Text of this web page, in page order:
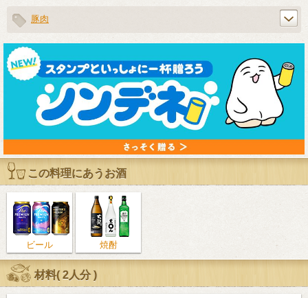
豚肉
この料理にあうお酒
ビール 焼酎
材料(2人分)